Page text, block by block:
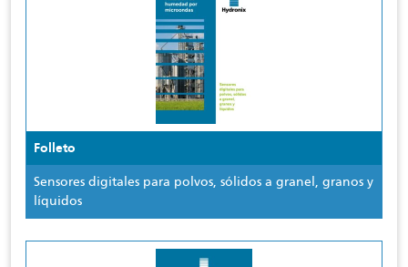
Folleto
Sensores digitales para polvos, sólidos a granel, granos y
líquidos